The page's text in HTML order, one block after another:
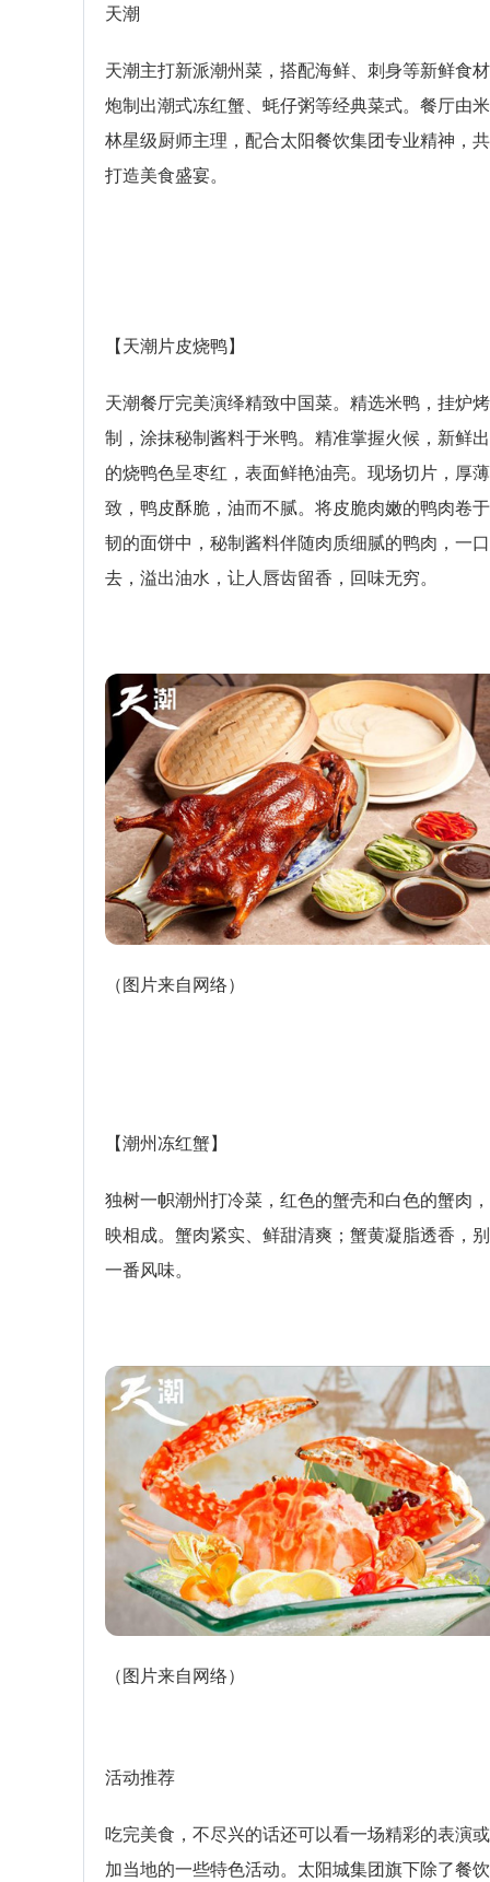
天潮
天潮主打新派潮州菜，搭配海鲜、刺身等新鲜食
炮制出潮式冻红蟹、蚝仔粥等经典菜式。餐厅由
林星级厨师主理，配合太阳餐饮集团专业精神，
打造美食盛宴。
【天潮片皮烧鸭】
天潮餐厅完美演绎精致中国菜。精选米鸭，挂炉烤
制，涂抹秘制酱料于米鸭。精准掌握火候，新鲜
的烧鸭色呈枣红，表面鲜艳油亮。现场切片，厚
致，鸭皮酥脆，油而不腻。将皮脆肉嫩的鸭肉卷
韧的面饼中，秘制酱料伴随肉质细腻的鸭肉，一
去，溢出油水，让人唇齿留香，回味无穷。
（图片来自网络）
【潮州冻红蟹】
独树一帜潮州打冷菜，红色的蟹壳和白色的蟹肉
映相成。蟹肉紧实、鲜甜清爽；蟹黄凝脂透香，
一番风味。
（图片来自网络）
活动推荐
吃完美食，不尽兴的话还可以看一场精彩的表演
加当地的一些特色活动。太阳城集团旗下除了餐